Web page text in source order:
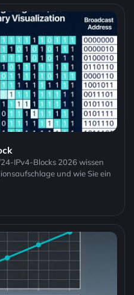
IPv4-Blocks 2026 wissen
und wie Sie ein